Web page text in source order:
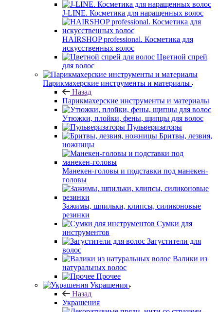
J-LINE. Косметика для наращенных волос
HAIRSHOP professional. Косметика для
искусственных волос
Цветной спрей
для волос
Парикмахерские инструменты и материалы
Назад
Парикмахерские инструменты и материалы
Утюжки, плойки, фены, щипцы для волос
Пульверизаторы
Бритвы, лезвия,
ножницы
Манекен-головы и подставки под манекен-
головы
Зажимы, шпильки, клипсы, силиконовые
резинки
Сумки для
инструментов
Загустители для
волос
Валики из
натуральных волос
Прочее
Украшения
Назад
Украшения